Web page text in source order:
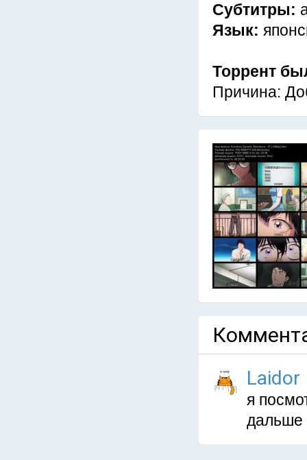
Субтитры:
Язык:
Торрент
Причина:
Laidor
я
дальше